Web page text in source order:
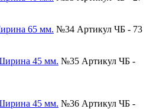
№34 Артикул ЧБ - 73
№35 Артикул ЧБ -
№36 Артикул ЧБ -